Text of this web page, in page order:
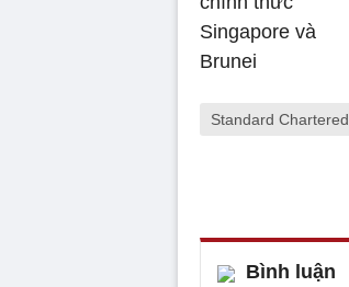
Standard Chartered
Bình luận